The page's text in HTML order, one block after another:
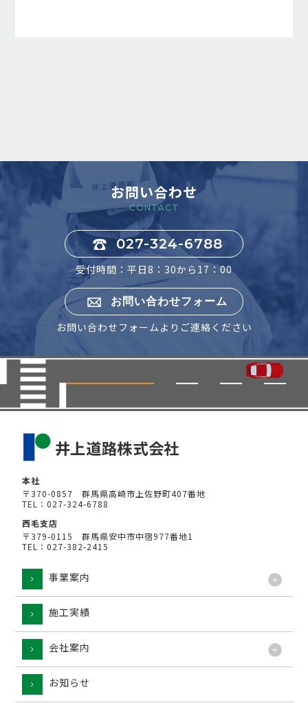
お問い合わせ
CONTACT
027-324-6788
受付時間：平日8：30から17：00
お問い合わせフォーム
お問い合わせフォームよりご連絡ください
本社
〒370-0857 群馬県高崎市上佐野町407番地
TEL：027-324-6788
西毛支店
〒379-0115 群馬県安中市中宿977番地1
TEL：027-382-2415
事業案内
施工実績
会社案内
お知らせ